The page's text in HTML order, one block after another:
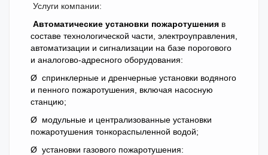
Услуги компании:
Автоматические установки пожаротушения в
составе технологической части, электроуправления,
автоматизации и сигнализации на базе порогового
и аналогово-адресного оборудования:
Ø спринклерные и дренчерные установки водяного
и пенного пожаротушения, включая насосную
станцию;
Ø модульные и централизованные установки
пожаротушения тонкораспыленной водой;
Ø установки газового пожаротушения: